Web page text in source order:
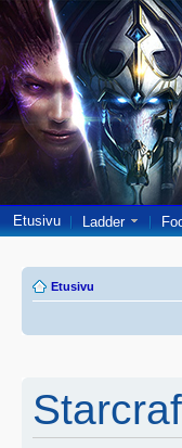
Etusivu Ladder
Etusivu